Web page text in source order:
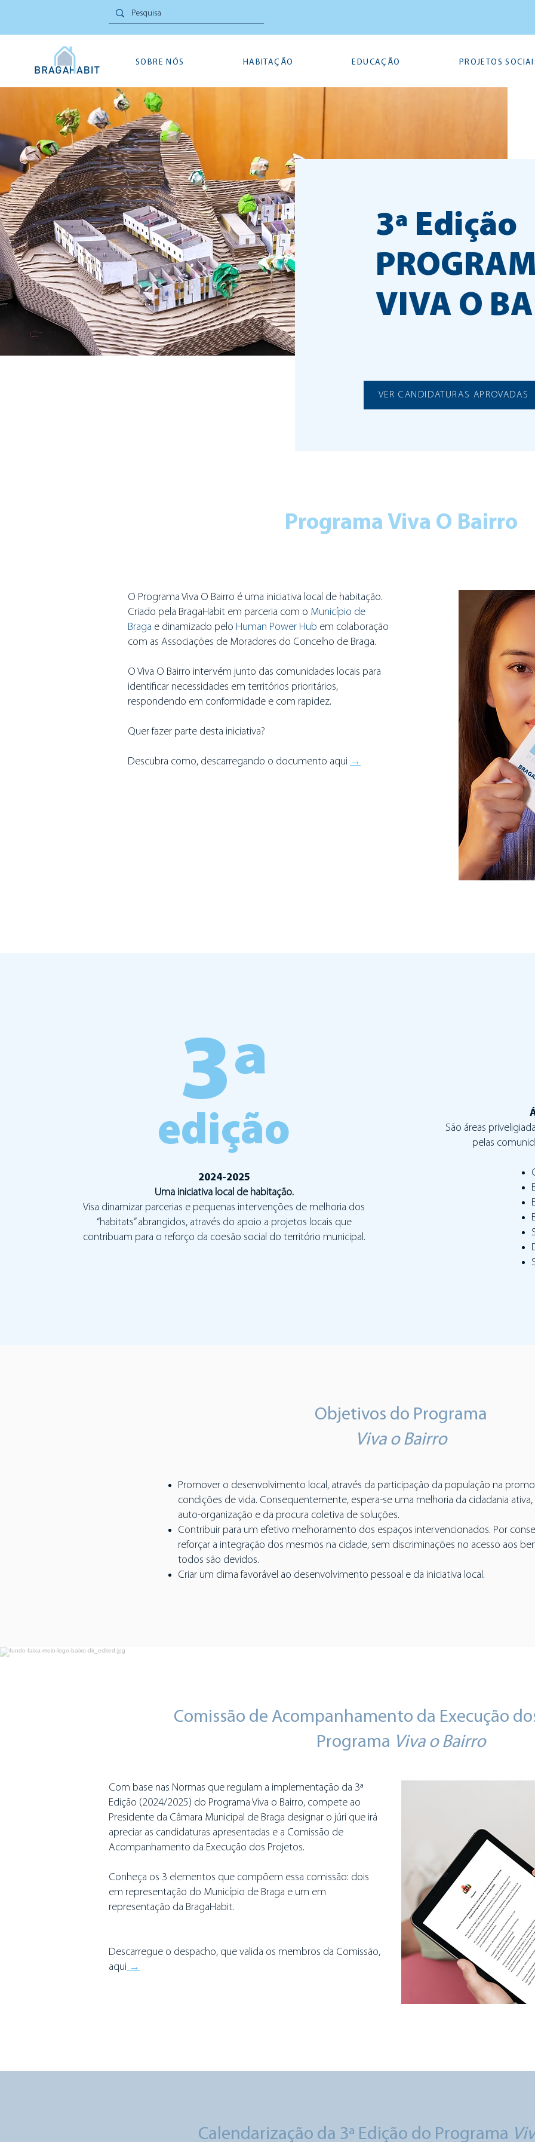
SOBRE NÓS HABITAÇÃO EDUCAÇÃO PROJETOS
3ª Edição
VIVA O
VER CANDIDATURAS APROVADAS
Programa Viva O Bairro
O Programa Viva O Bairro é uma iniciativa local de habitação.
Criado pela BragaHabit em parceria com o Município de
Braga e dinamizado pelo Human Power Hub em colaboração
com as Associações de Moradores do Concelho de Braga.
O Viva O Bairro intervém junto das comunidades locais para
identificar necessidades em territórios prioritários,
respondendo em conformidade e com rapidez.
Quer fazer parte desta iniciativa?
Descubra como, descarregando o documento aqui →
3ª
edição
2024-2025
Uma iniciativa local de habitação.
Visa dinamizar parcerias e pequenas intervenções de melhoria dos
“habitats” abrangidos, através do apoio a projetos locais que
contribuam para o reforço da coesão social do território municipal.
São áreas
pelas
Objetivos do Programa
Viva o Bairro
Promover o desenvolvimento local, através da participação da população na
condições de vida. Consequentemente, espera-se uma melhoria da cidadania
auto-organização e da procura coletiva de soluções.
Contribuir para um efetivo melhoramento dos espaços intervencionados. Por
reforçar a integração dos mesmos na cidade, sem discriminações no acesso aos
todos são devidos.
Criar um clima favorável ao desenvolvimento pessoal e da iniciativa local.
Comissão de Acompanhamento da Execução
Programa Viva o Bairro
Com base nas Normas que regulam a implementação da 3ª
Edição (2024/2025) do Programa Viva o Bairro, compete ao
Presidente da Câmara Municipal de Braga designar o júri que irá
apreciar as candidaturas apresentadas e a Comissão de
Acompanhamento da Execução dos Projetos.
Conheça os 3 elementos que compõem essa comissão: dois
em representação do Município de Braga e um em
representação da BragaHabit.
Descarregue o despacho, que valida os membros da Comissão,
aqui →
Calendarização da 3ª Edição do Programa